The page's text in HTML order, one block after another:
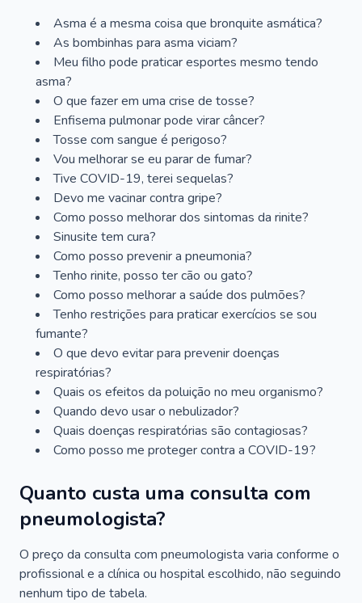
Asma é a mesma coisa que bronquite asmática?
As bombinhas para asma viciam?
Meu filho pode praticar esportes mesmo tendo
asma?
O que fazer em uma crise de tosse?
Enfisema pulmonar pode virar câncer?
Tosse com sangue é perigoso?
Vou melhorar se eu parar de fumar?
Tive COVID-19, terei sequelas?
Devo me vacinar contra gripe?
Como posso melhorar dos sintomas da rinite?
Sinusite tem cura?
Como posso prevenir a pneumonia?
Tenho rinite, posso ter cão ou gato?
Como posso melhorar a saúde dos pulmões?
Tenho restrições para praticar exercícios se sou
fumante?
O que devo evitar para prevenir doenças
respiratórias?
Quais os efeitos da poluição no meu organismo?
Quando devo usar o nebulizador?
Quais doenças respiratórias são contagiosas?
Como posso me proteger contra a COVID-19?
Quanto custa uma consulta com
pneumologista?
O preço da consulta com pneumologista varia conforme o
profissional e a clínica ou hospital escolhido, não seguindo
nenhum tipo de tabela.